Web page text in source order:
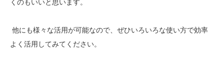
くのもいいと思います。
他にも様々な活用が可能なので、ぜひいろいろな使い方で効率
よく活用してみてください。